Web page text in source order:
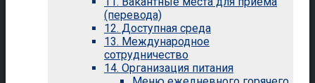
(перевода)
12. Доступная среда
13. Международное
сотрудничество
14. Организация питания